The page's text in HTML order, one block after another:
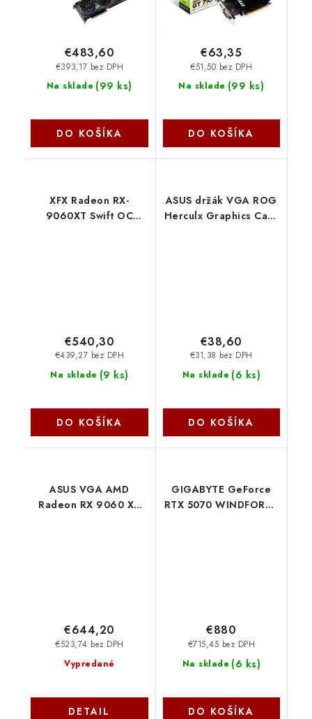
VCG5060T8TFXXPB1-O
Na sklade (99 ks)
€393,17 bez DPH
€483,60
DO KOŠÍKA
Na sklade (99 ks)
€51,50 bez DPH
€63,35
DO KOŠÍKA
XFX Radeon RX-
9060XT Swift OC
Na sklade (9 ks)
€439,27 bez DPH
€540,30
DO KOŠÍKA
ASUS držák VGA ROG
Herculx Graphics Card
Na sklade (6 ks)
€31,38 bez DPH
€38,60
DO KOŠÍKA
ASUS VGA AMD
Radeon RX 9060 XT
Vypredané
€523,74 bez DPH
€644,20
DETAIL
GIGABYTE GeForce
RTX 5070 WINDFORCE
Na sklade (6 ks)
€715,45 bez DPH
€880
DO KOŠÍKA